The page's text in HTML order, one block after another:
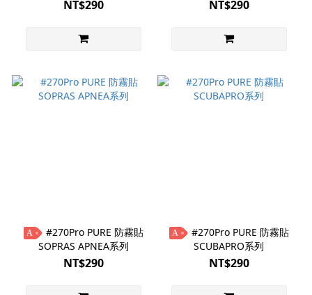
NT$290 NT$290
A
SOPRAS APNEA系列
NT$290
A
SCUBAPRO系列
NT$290